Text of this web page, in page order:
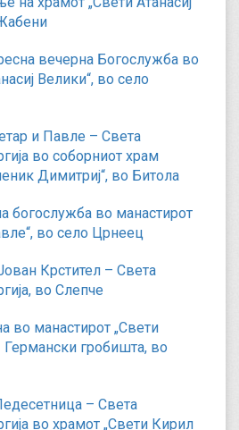
вечерна Богослужба во
Велики“, во село
и Павле – Света
во соборниот храм
Димитриј“, во Битола
богослужба во манастирот
во село Црнеец
Крстител – Света
во Слепче
во манастирот „Свети
Германски гробишта, во
– Света
во храмот „Свети Кирил